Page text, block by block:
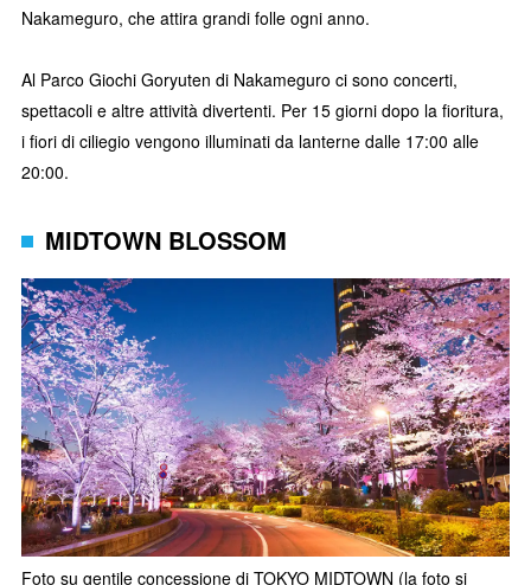
Nakameguro, che attira grandi folle ogni anno.
Al Parco Giochi Goryuten di Nakameguro ci sono concerti,
spettacoli e altre attività divertenti. Per 15 giorni dopo la fioritura,
i fiori di ciliegio vengono illuminati da lanterne dalle 17:00 alle
20:00.
MIDTOWN BLOSSOM
Foto su gentile concessione di TOKYO MIDTOWN (la foto si